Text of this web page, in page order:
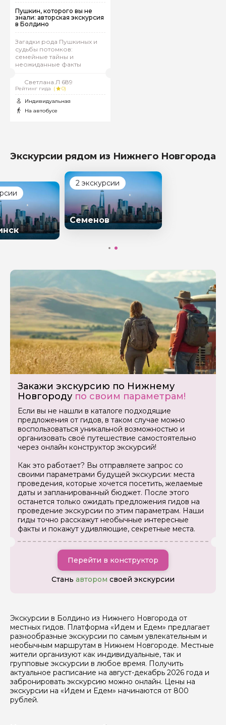
Пушкин, которого вы не
знали: авторская экскурсия
в Болдино
Загадки рода Пушкиных и
судьбы потомков:
семейные тайны и
неожиданные факты
Светлана.Л 689
Рейтинг гида (
0)
Индивидуальная
На автобусе
Экскурсии рядом из Нижнего Новгорода
2 экскурсии
Семенов
Закажи экскурсию по Нижнему
Новгороду по своим параметрам!
Если вы не нашли в каталоге подходящие
предложения от гидов, в таком случае можно
воспользоваться уникальной возможностью и
организовать своё путешествие самостоятельно
через онлайн конструктор экскурсий!
Как это работает? Вы отправляете запрос со
своими параметрами будущей экскурсии: места
проведения, которые хочется посетить, желаемые
даты и запланированный бюджет. После этого
останется только ожидать предложения гидов на
проведение экскурсии по этим параметрам. Наши
гиды точно расскажут необычные интересные
факты и покажут удивляющие, секретные места.
Перейти в конструктор
Стань автором своей экскурсии
Экскурсии в Болдино из Нижнего Новгорода от
местных гидов. Платформа «Идем и Едем» предлагает
разнообразные экскурсии по самым увлекательным и
необычным маршрутам в Нижнем Новгороде. Местные
жители организуют как индивидуальные, так и
групповые экскурсии в любое время. Получить
актуальное расписание на август-декабрь 2026 года и
забронировать экскурсию можно онлайн. Цены на
экскурсии на «Идем и Едем» начинаются от 800
рублей.
Ваш номер телефона
Вопросы и комментарии
Если у вас есть интересующие вопросы, можете их
задать